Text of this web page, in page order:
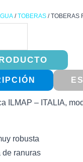
/TOBERAS / TOBERAS
ILMAP – ITALIA,
robusta
de ranuras